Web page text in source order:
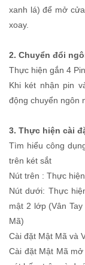
xanh lá) để mở
xoay.
2. Chuyển đổi
Thực hiện gắn 4
Khi két nhận pin
động chuyển ngôn
3. Thực hiện cài
Tìm hiểu công
trên két sắt
Nút trên : Thực
Nút dưới: Thực
mật 2 lớp (Vân
Mã)
Cài đặt Mật Mã và
Cài đặt Mật Mã